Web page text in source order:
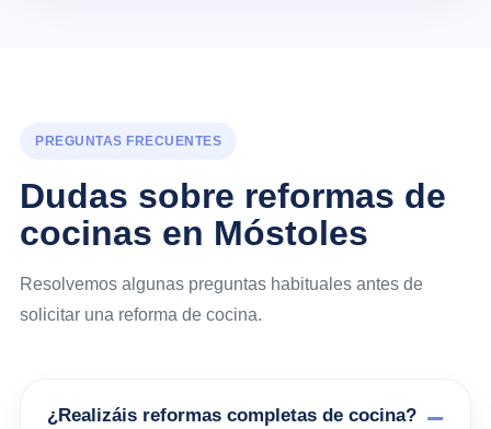
PREGUNTAS FRECUENTES
Dudas sobre reformas de
cocinas en Móstoles
Resolvemos algunas preguntas habituales antes de
solicitar una reforma de cocina.
¿Realizáis reformas completas de cocina?